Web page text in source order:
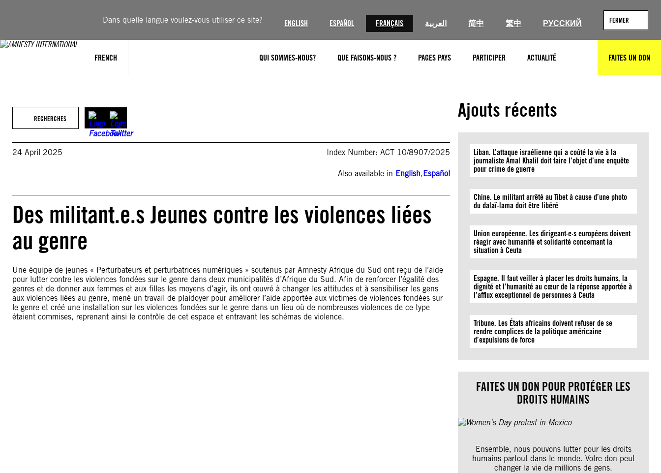
Dans quelle langue voulez-vous utiliser ce site? ENGLISH ESPAÑOL FRANÇAIS العربية 简中 繁中 РУССКИЙ FERMER
FRENCH QUI SOMMES-NOUS? QUE FAISONS-NOUS ? PAGES PAYS PARTICIPER ACTUALITÉ RECHERCHERFAITES UN DON
RECHERCHES
24 April 2025 Index Number: ACT 10/8907/2025
Also available in English,Español
Des militant.e.s Jeunes contre les violences liées
au genre
Une équipe de jeunes « Perturbateurs et perturbatrices numériques » soutenus par Amnesty Afrique du Sud ont reçu de l’aide
pour lutter contre les violences fondées sur le genre dans deux municipalités d’Afrique du Sud. Afin de renforcer l’égalité des
genres et de donner aux femmes et aux filles les moyens d’agir, ils ont œuvré à changer les attitudes et à sensibiliser les gens
aux violences liées au genre, mené un travail de plaidoyer pour améliorer l’aide apportée aux victimes de violences fondées sur
le genre et créé une installation sur les violences fondées sur le genre dans un lieu où de nombreuses violences de ce type
étaient commises, reprenant ainsi le contrôle de cet espace et entravant les schémas de violence.
Ajouts récents
Liban. L’attaque israélienne qui a coûté la vie à la
journaliste Amal Khalil doit faire l’objet d’une enquête
pour crime de guerre
Chine. Le militant arrêté au Tibet à cause d’une photo
du dalaï-lama doit être libéré
Union européenne. Les dirigeant·e·s européens doivent
réagir avec humanité et solidarité concernant la
situation à Ceuta
Espagne. Il faut veiller à placer les droits humains, la
dignité et l’humanité au cœur de la réponse apportée à
l’afflux exceptionnel de personnes à Ceuta
Tribune. Les États africains doivent refuser de se
rendre complices de la politique américaine
d’expulsions de force
FAITES UN DON POUR PROTÉGER LES
DROITS HUMAINS
Ensemble, nous pouvons lutter pour les droits
humains partout dans le monde. Votre don peut
changer la vie de millions de gens.